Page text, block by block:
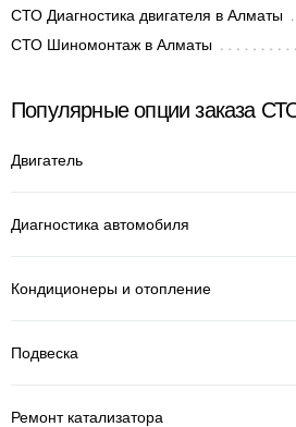
СТО Диагностика двигателя в Алматы
СТО Шиномонтаж в Алматы
Популярные опции заказа
Двигатель
Диагностика автомобиля
Кондиционеры и отопление
Подвеска
Ремонт катализатора